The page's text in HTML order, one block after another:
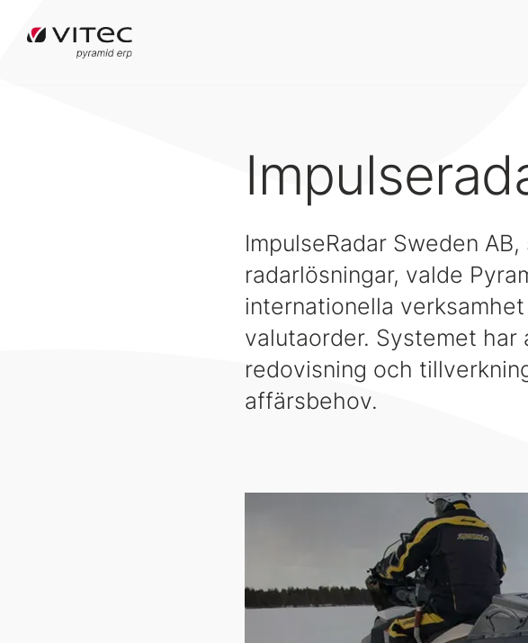
ImpulseRadar Sweden
radarlösningar, valde
internationella
valutaorder. Systemet har
redovisning och
affärsbehov.